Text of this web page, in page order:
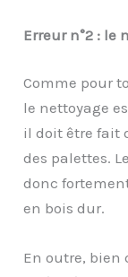
Erreur n°2 : le
Comme pour
le nettoyage
il doit être fait
des palettes.
donc
en bois dur.
En outre, bien